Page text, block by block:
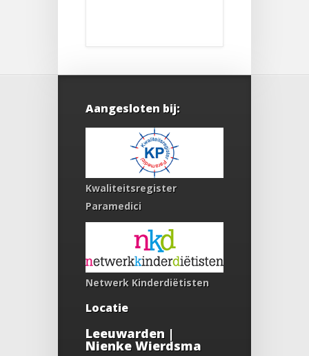
Aangesloten bij:
Kwaliteitsregister
Paramedici
Netwerk Kinderdiëtisten
Locatie
Leeuwarden |
Nienke Wierdsma